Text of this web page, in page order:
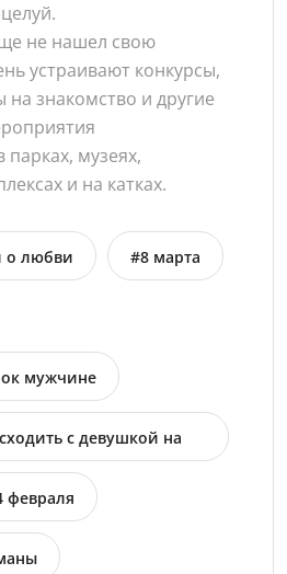
не нашел свою
устраивают конкурсы,
на знакомство и другие
музеях,
и на катках.
о любви #8 марта
мужчине
с девушкой на
февраля